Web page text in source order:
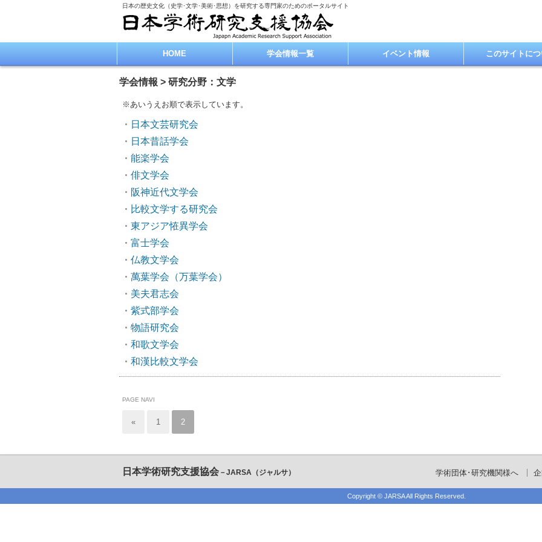
日本の歴史文化（史学･文学･美術･思想）を研究する専門家のためのポータルサイト
HOME 学会情報一覧 イベント情報 このサイトに
学会情報 > 研究分野：文学
※あいうえお順で表示しています。
日本文芸研究会
日本昔話学会
能楽学会
俳文学会
阪神近代文学会
比較文学する研究会
東アジア恠異学会
富士学会
仏教文学会
萬葉学会（万葉学会）
美夫君志会
紫式部学会
物語研究会
和歌文学会
和漢比較文学会
PAGE NAVI
« 1 2
日本学術研究支援協会 －JARSA（ジャルサ） 学術団体･研究機関様へ
Copyright © JARSAAll Rights Reserved.